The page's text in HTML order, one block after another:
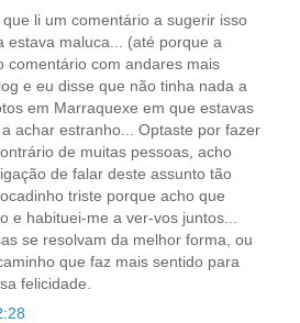
li um comentário a sugerir isso
estava maluca... (até porque a
comentário com andares mais
e eu disse que não tinha nada a
em Marraquexe em que estavas
achar estranho... Optaste por fazer
de muitas pessoas, acho
de falar deste assunto tão
triste porque acho que
e habituei-me a ver-vos juntos...
se resolvam da melhor forma, ou
que faz mais sentido para
felicidade.